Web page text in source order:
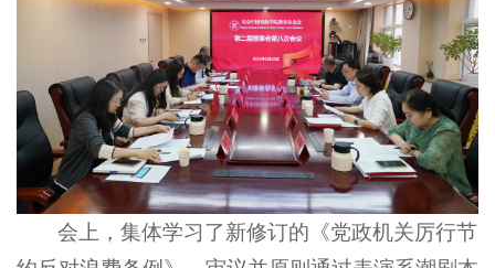
会上，集体学习了新修订的《党政机关厉行节